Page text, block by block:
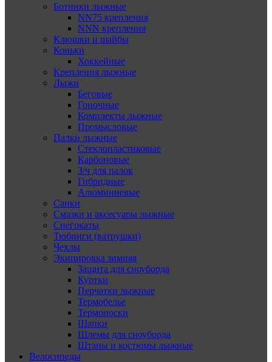
Ботинки лыжные
NN75 крепления
NNN крепления
Клюшки и шайбы
Коньки
Хоккейные
Крепления лыжные
Лыжи
Беговые
Гоночные
Комплекты лыжные
Промысловые
Палки лыжные
Стеклопластиковые
Карбоновые
З/ч для палок
Гибридные
Алюминиевые
Санки
Смазки и аксесуары лыжные
Снегокаты
Тюбинги (ватрушки)
Чехлы
Экипировка зимняя
Защита для сноуборда
Куртки
Перчатки лыжные
Термобелье
Термоноски
Шапки
Шлемы для сноуборда
Штаны и костюмы лыжные
Велосипеды